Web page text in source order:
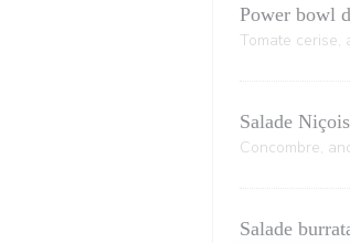
Power bowl
Tomate cerise,
Salade
Concombre,
Salade